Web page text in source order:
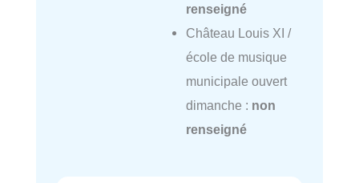
renseigné
Château Louis XI /
école de musique
municipale ouvert
dimanche : non
renseigné